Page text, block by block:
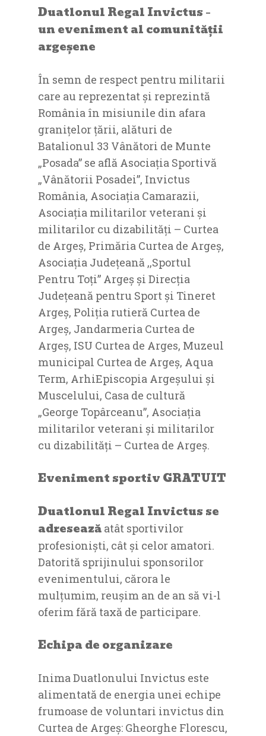
Duatlonul Regal Invictus –
un eveniment al comunității
argeșene
În semn de respect pentru militarii
care au reprezentat și reprezintă
România în misiunile din afara
granițelor țării, alături de
Batalionul 33 Vânători de Munte
„Posada” se află Asociația Sportivă
„Vânătorii Posadei”, Invictus
România, Asociația Camarazii,
Asociația militarilor veterani și
militarilor cu dizabilități – Curtea
de Argeș, Primăria Curtea de Argeș,
Asociația Județeană ,,Sportul
Pentru Toți” Argeș și Direcţia
Judeţeană pentru Sport şi Tineret
Argeş, Poliția rutieră Curtea de
Argeș, Jandarmeria Curtea de
Argeș, ISU Curtea de Arges, Muzeul
municipal Curtea de Argeș, Aqua
Term, ArhiEpiscopia Argeșului și
Muscelului, Casa de cultură
„George Topârceanu”, Asociația
militarilor veterani și militarilor
cu dizabilități – Curtea de Argeș.
Eveniment sportiv GRATUIT
Duatlonul Regal Invictus se
adresează atât sportivilor
profesioniști, cât și celor amatori.
Datorită sprijinului sponsorilor
evenimentului, cărora le
mulțumim, reușim an de an să vi-l
oferim fără taxă de participare.
Echipa de organizare
Inima Duatlonului Invictus este
alimentată de energia unei echipe
frumoase de voluntari invictus din
Curtea de Argeș: Gheorghe Florescu,